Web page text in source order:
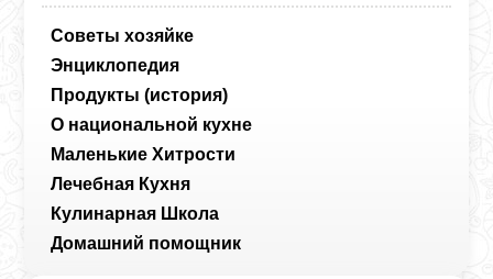
Советы хозяйке
Энциклопедия
Продукты (история)
О национальной кухне
Маленькие Хитрости
Лечебная Кухня
Кулинарная Школа
Домашний помощник